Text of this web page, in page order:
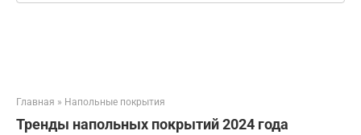
Главная » Напольные покрытия
Тренды напольных покрытий 2024 года